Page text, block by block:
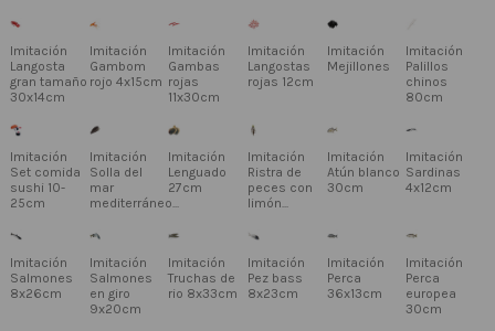
Imitación
Langosta
gran tamaño
30x14cm
Imitación
Gambom
rojo 4x15cm
Imitación
Gambas
rojas
11x30cm
Imitación
Langostas
rojas 12cm
Imitación
Mejillones
Imitación
Palillos
chinos
80cm
Imitación
Set comida
sushi 10-
25cm
Imitación
Solla del
mar
mediterráneo...
Imitación
Lenguado
27cm
Imitación
Ristra de
peces con
limón...
Imitación
Atún blanco
30cm
Imitación
Sardinas
4x12cm
Imitación
Salmones
8x26cm
Imitación
Salmones
en giro
9x20cm
Imitación
Truchas de
rio 8x33cm
Imitación
Pez bass
8x23cm
Imitación
Perca
36x13cm
Imitación
Perca
europea
30cm